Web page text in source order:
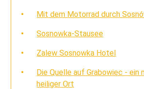
Mit dem Motorrad durch
Sosnowka-Stausee
Zalew Sosnowka Hotel
Die Quelle auf Grabowiec - ein
heiliger Ort